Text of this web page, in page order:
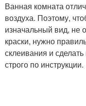
Ванная комната
воздуха. Поэтому,
изначальный вид, не
краски, нужно
склеивания и
строго по инструкции.